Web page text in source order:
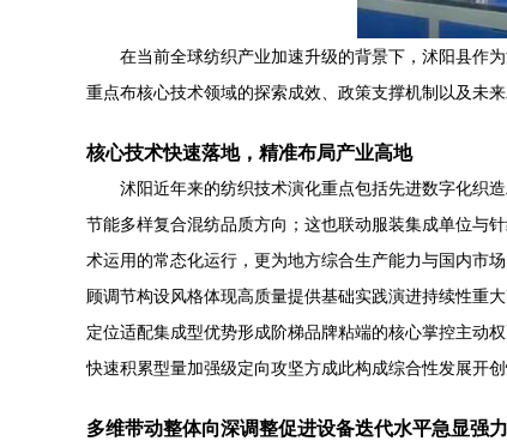
在当前全球纺织产业加速升级的背景下，沭阳县作
重点布核心技术领域的探索成效、政策支撑机制以及未来
核心技术快速落地，精准布局产业高地
沭阳近年来的纺织技术演化重点包括先进数字化织
节能多样复合混纺品质方向；这也联动服装集成单位与
术运用的常态化运行，更为地方综合生产能力与国内市
顾调节构设风格体现高质量提供基础实践演进持续性重
定位适配集成型优势形成阶梯品牌粘端的核心掌控主动
快速积累型量加强级定向攻坚方成此构成综合性发展开
多维带动整体向深调整促进设备迭代水平急显强